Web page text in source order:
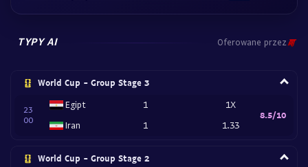
TYPY AI Oferowane przez
World Cup - Group Stage 3
23
00
Egipt
Iran
1
1
1X
1.33
8.5/10
World Cup - Group Stage 2